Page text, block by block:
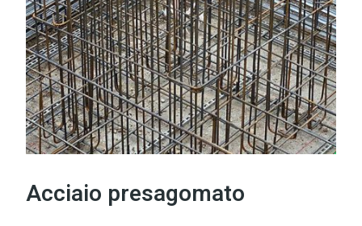
Acciaio presagomato